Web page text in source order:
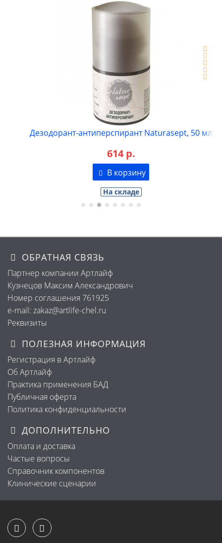
Дезодорант-антиперспирант Naturasept, 50 мл
614 р.
В корзину
На складе
ОБРАТНАЯ СВЯЗЬ
Партнер компании Артлайф
Кузнецов Максим Александрович
Номер соглашения 761925
e-mail: zakaz@artlife-chel.ru
Реквизиты
ПОЛЕЗНАЯ ИНФОРМАЦИЯ
Регистрация в Артлайф
Об Артлайф
Практика применения БАД
Публичная оферта
Политика конфиденциальности
ДОПОЛНИТЕЛЬНО
Оплата и доставка
Частые вопросы
Справочник компонентов
Клинические сценарии